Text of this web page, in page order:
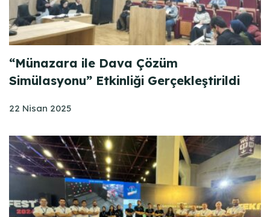
“Münazara ile Dava Çözüm
Simülasyonu” Etkinliği Gerçekleştirildi
22 Nisan 2025